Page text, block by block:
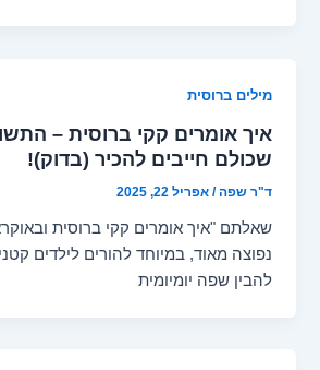
מילים ברוסית
איך אומרים קקי ברוסית –
שכולם חייבים להכיר (בדוק)!
ד"ר שפה/אפריל 22, 2025
שאלתם "איך אומרים קקי ברוסית
נפוצה מאוד, במיוחד להורים לילדים
להבין שפה יומיומית